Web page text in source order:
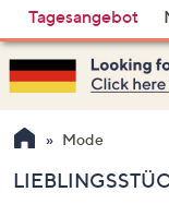
du
heute?
Vorschläge
verfügbar
sind,
verwenden
Sie
Pfeiltasten
Tagesangebot
Mode